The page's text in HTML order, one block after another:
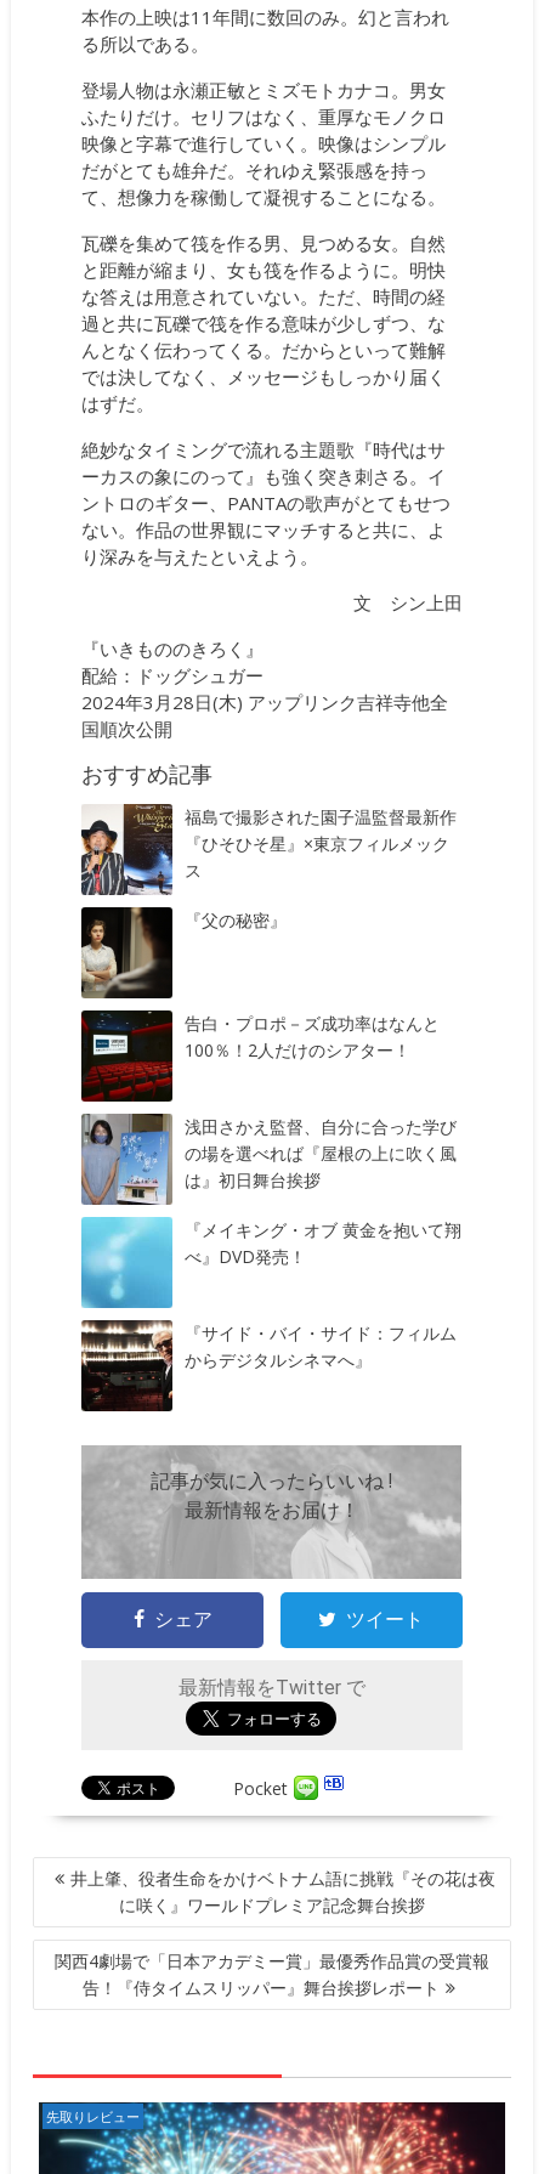
本作の上映は11年間に数回のみ。幻と言われ
る所以である。
登場人物は永瀬正敏とミズモトカナコ。男女
ふたりだけ。セリフはなく、重厚なモノクロ
映像と字幕で進行していく。映像はシンプル
だがとても雄弁だ。それゆえ緊張感を持っ
て、想像力を稼働して凝視することになる。
瓦礫を集めて筏を作る男、見つめる女。自然
と距離が縮まり、女も筏を作るように。明快
な答えは用意されていない。ただ、時間の経
過と共に瓦礫で筏を作る意味が少しずつ、な
んとなく伝わってくる。だからといって難解
では決してなく、メッセージもしっかり届く
はずだ。
絶妙なタイミングで流れる主題歌『時代はサ
ーカスの象にのって』も強く突き刺さる。イ
ントロのギター、PANTAの歌声がとてもせつ
ない。作品の世界観にマッチすると共に、よ
り深みを与えたといえよう。
文 シン上田
『いきもののきろく』
配給：ドッグシュガー
2024年3月28日(木) アップリンク吉祥寺他全
国順次公開
おすすめ記事
福島で撮影された園子温監督最新作
『ひそひそ星』×東京フィルメック
ス
『父の秘密』
告白・プロポ－ズ成功率はなんと
100％！2人だけのシアター！
浅田さかえ監督、自分に合った学び
の場を選べれば『屋根の上に吹く風
は』初日舞台挨拶
『メイキング・オブ 黄金を抱いて翔
べ』DVD発売！
『サイド・バイ・サイド：フィルム
からデジタルシネマへ』
記事が気に入ったらいいね !
最新情報をお届け！
シェア ツイート
最新情報をTwitter で
Pocket
投
ナ
ビ
ゲ
ー
ン
井上肇、役者生命をかけベトナム語に挑戦『その花は夜
に咲く』ワールドプレミア記念舞台挨拶
関西4劇場で「日本アカデミー賞」最優秀作品賞の受賞報
告！『侍タイムスリッパー』舞台挨拶レポート
先取りレビュー